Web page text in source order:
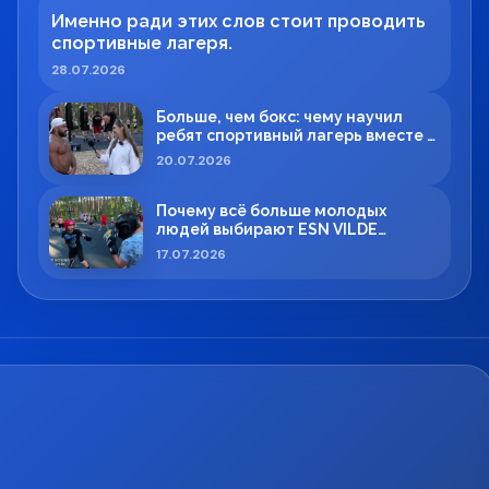
Именно ради этих слов стоит проводить
спортивные лагеря.
28.07.2026
Больше, чем бокс: чему научил
ребят спортивный лагерь вместе с
Максимом Вильде
20.07.2026
Почему всё больше молодых
людей выбирают ESN VILDE
BOXING в Силламяэ?
17.07.2026